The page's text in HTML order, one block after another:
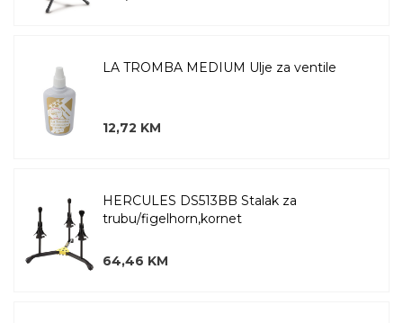
LA TROMBA MEDIUM Ulje za ventile
12,72 KM
HERCULES DS513BB Stalak za
trubu/figelhorn,kornet
64,46 KM